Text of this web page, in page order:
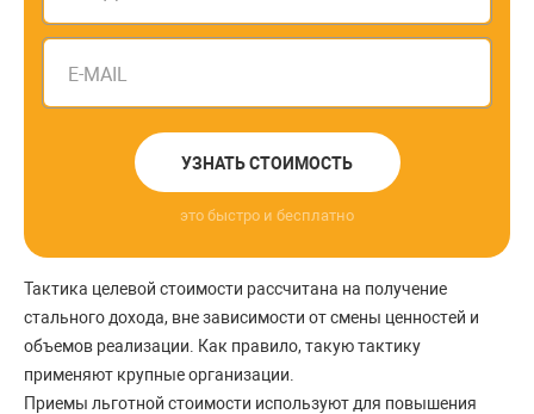
E-MAIL
УЗНАТЬ СТОИМОСТЬ
это быстро и бесплатно
Тактика целевой стоимости рассчитана на получение
стального дохода, вне зависимости от смены ценностей и
объемов реализации. Как правило, такую тактику
применяют крупные организации.
Приемы льготной стоимости используют для повышения